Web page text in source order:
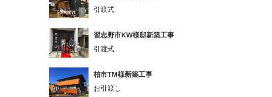
引渡式
習志野市KW様邸新築工事
引渡式
柏市TM様新築工事
お引渡し